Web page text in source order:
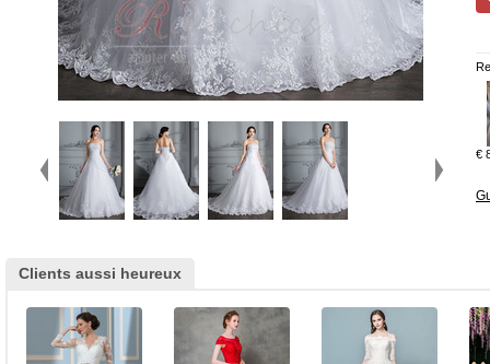
€
Clients aussi heureux